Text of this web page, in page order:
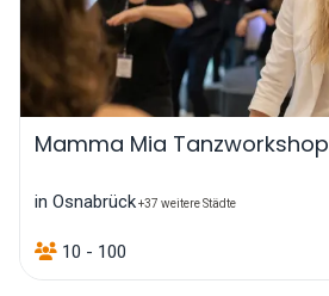
Mamma Mia Tanzworkshop
in Osnabrück+37 weitere Städte
10 - 100